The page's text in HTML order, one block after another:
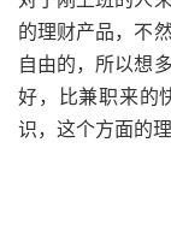
的理财产品，不
自由的，所以想
好，比兼职来的
识，这个方面的理